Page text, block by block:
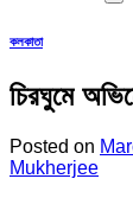
কলকাতা
চিরঘুমে
Posted on
Mukherjee